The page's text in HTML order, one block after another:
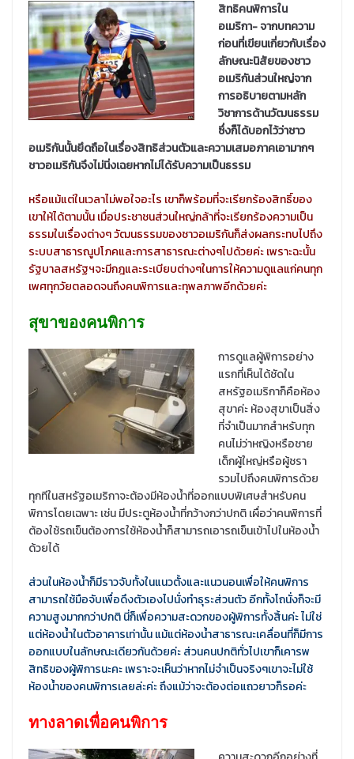
สิทธิคนพิการใน
อเมริกา- จากบทความ
ก่อนที่เขียนเกี่ยวกับเรื่อง
ลักษณะนิสัยของชาว
อเมริกันส่วนใหญ่จาก
การอธิบายตามหลัก
วิชาการด้านวัฒนธรรม
ซึ่งก็ได้บอกไว้ว่าชาว
อเมริกันนั้นยึดถือในเรื่องสิทธิส่วนตัวและความเสมอภาคเอามากๆ
ชาวอเมริกันจึงไม่นิ่งเฉยหากไม่ได้รับความเป็นธรรม
หรือแม้แต่ในเวลาไม่พอใจอะไร เขาก็พร้อมที่จะเรียกร้องสิทธิ์ของ
เขาให้ได้ตามนั้น เมื่อประชาชนส่วนใหญ่กล้าที่จะเรียกร้องความเป็น
ธรรมในเรื่องต่างๆ วัฒนธรรมของชาวอเมริกันก็ส่งผลกระทบไปถึง
ระบบสาธารณูปโภคและการสาธารณะต่างๆไปด้วยค่ะ เพราะฉะนั้น
รัฐบาลสหรัฐฯจะมีกฎและระเบียบต่างๆในการให้ความดูแลแก่คนทุก
เพศทุกวัยตลอดจนถึงคนพิการและทุพลภาพอีกด้วยค่ะ
สุขาของคนพิการ
การดูแลผู้พิการอย่าง
แรกที่เห็นได้ชัดใน
สหรัฐอเมริกาก็คือห้อง
สุขาค่ะ ห้องสุขาเป็นสิ่ง
ที่จำเป็นมากสำหรับทุก
คนไม่ว่าหญิงหรือชาย
เด็กผู้ใหญ่หรือผู้ชรา
รวมไปถึงคนพิการด้วย
ทุกทีในสหรัฐอเมริกาจะต้องมีห้องน้ำที่ออกแบบพิเศษสำหรับคน
พิการโดยเฉพาะ เช่น มีประตูห้องน้ำที่กว้างกว่าปกติ เผื่อว่าคนพิการที่
ต้องใช้รถเข็นต้องการใช้ห้องน้ำก็สามารถเอารถเข็นเข้าไปในห้องน้ำ
ด้วยได้
ส่วนในห้องน้ำก็มีราวจับทั้งในแนวตั้งและแนวนอนเพื่อให้คนพิการ
สามารถใช้มือจับเพื่อดึงตัวเองไปนั่งทำธุระส่วนตัว อีกทั้งโถนั่งก็จะมี
ความสูงมากกว่าปกติ นี่ก็เพื่อความสะดวกของผู้พิการทั้งสิ้นค่ะ ไม่ใช่
แต่ห้องน้ำในตัวอาคารเท่านั้น แม้แต่ห้องน้ำสาธารณะเคลื่อนที่ก็มีการ
ออกแบบในลักษณะเดียวกันด้วยค่ะ ส่วนคนปกติทั่วไปเขาก็เคารพ
สิทธิของผู้พิการนะคะ เพราะจะเห็นว่าหากไม่จำเป็นจริงๆเขาจะไม่ใช้
ห้องน้ำของคนพิการเลยล่ะค่ะ ถึงแม้ว่าจะต้องต่อแถวยาวก็รอค่ะ
ทางลาดเพื่อคนพิการ